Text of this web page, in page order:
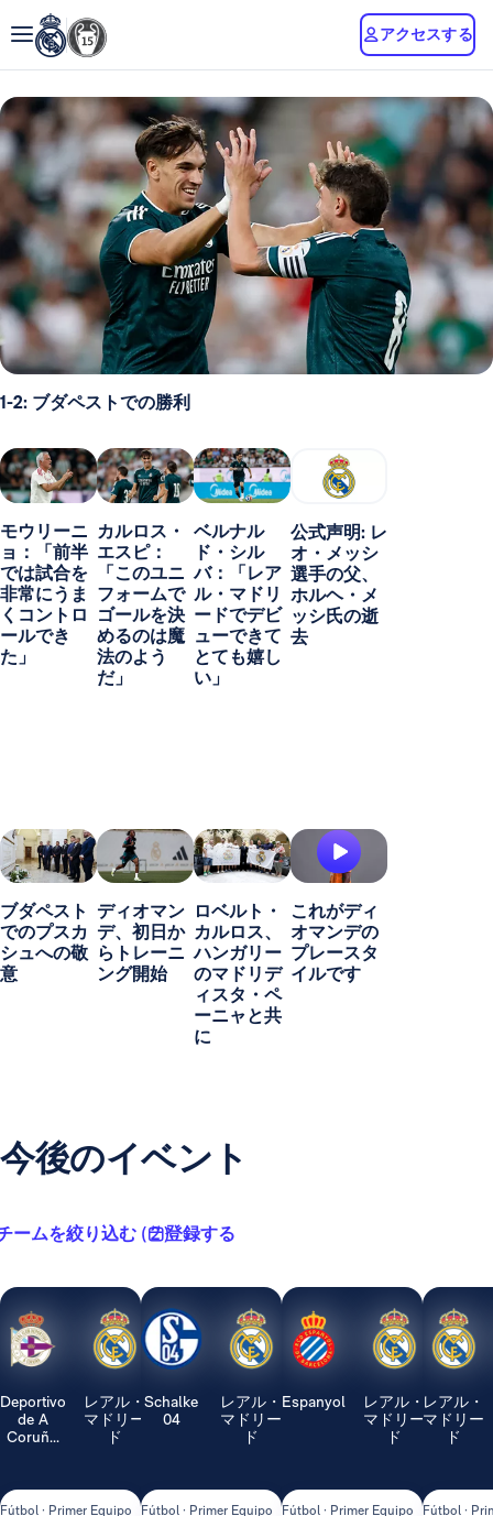
アクセスする
1-2: ブダペストでの勝利
モウリーニ
ョ：「前半
では試合を
非常にうま
くコントロ
ールでき
た」
カルロス・
エスピ：
「このユニ
フォームで
ゴールを決
めるのは魔
法のよう
だ」
ベルナル
ド・シル
バ：「レア
ル・マドリ
ードでデビ
ューできて
とても嬉し
い」
公式声明: レ
オ・メッシ
選手の父、
ホルヘ・メ
ッシ氏の逝
去
ブダペスト
でのプスカ
シュへの敬
意
ディオマン
デ、初日か
らトレーニ
ング開始
ロベルト・
カルロス、
ハンガリー
のマドリデ
ィスタ・ペ
ーニャと共
に
これがディ
オマンデの
プレースタ
イルです
今後のイベント
ームを絞り込む ( 2 )登録する
Deportivo
de A
Coruñ...
レアル・
マドリー
ド
Fútbol · Primer Equipo
Schalke
04
レアル・
マドリー
ド
Fútbol · Primer Equipo
Espanyol
レアル・
マドリー
ド
Fútbol · Primer Equipo
レアル・
マドリー
ド
Fútbol ·